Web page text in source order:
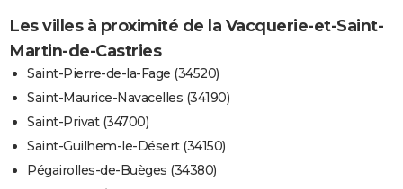
Les villes à proximité de la Vacquerie-et-Saint-
Martin-de-Castries
Saint-Pierre-de-la-Fage (34520)
Saint-Maurice-Navacelles (34190)
Saint-Privat (34700)
Saint-Guilhem-le-Désert (34150)
Pégairolles-de-Buèges (34380)